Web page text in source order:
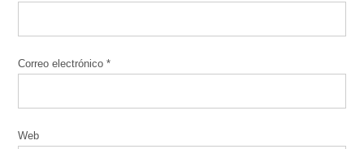
Correo electrónico*
Web